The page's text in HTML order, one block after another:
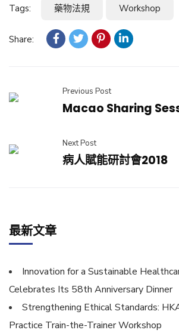
Tags: 藥物法規 Workshop
Share:
Previous Post
Macao Sharing
Next Post
病人賦能研討會2018
最新文章
Innovation for a Sustainable
Celebrates Its 58th Anniversary Dinner
Strengthening Ethical Standards:
Practice Train-the-Trainer Workshop